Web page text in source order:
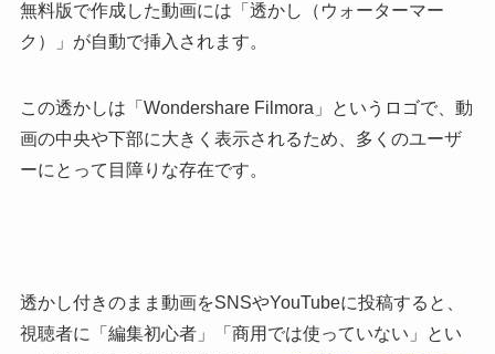
無料版で作成した動画には「透かし（ウォーターマー
ク）」が自動で挿入されます。
この透かしは「Wondershare Filmora」というロゴで、動
画の中央や下部に大きく表示されるため、多くのユーザ
ーにとって目障りな存在です。
透かし付きのまま動画をSNSやYouTubeに投稿すると、
視聴者に「編集初心者」「商用では使っていない」とい